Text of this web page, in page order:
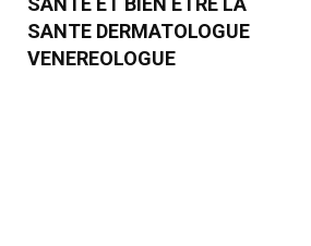
SANTE DERMATOLOGUE
VENEREOLOGUE